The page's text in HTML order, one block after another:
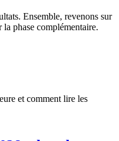
Ensemble, revenons sur
la phase complémentaire.